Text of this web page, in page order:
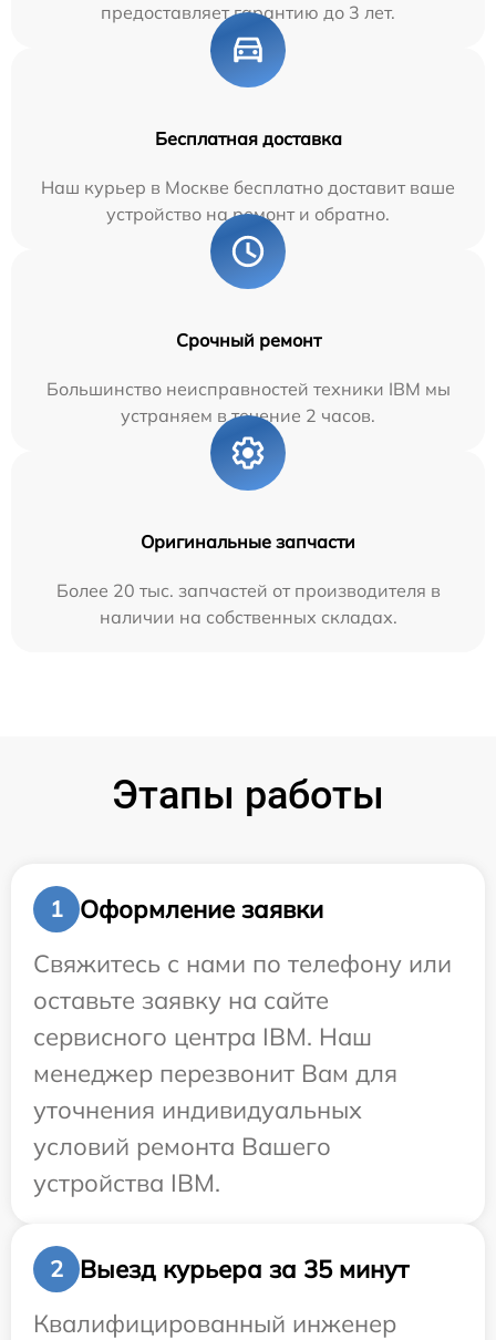
предоставляет гарантию до 3 лет.
Бесплатная доставка
Наш курьер в Москве бесплатно доставит ваше
устройство на ремонт и обратно.
Срочный ремонт
Большинство неисправностей техники IBM мы
устраняем в течение 2 часов.
Оригинальные запчасти
Более 20 тыс. запчастей от производителя в
наличии на собственных складах.
Этапы работы
1
Оформление заявки
Свяжитесь с нами по телефону или
оставьте заявку на сайте
сервисного центра IBM. Наш
менеджер перезвонит Вам для
уточнения индивидуальных
условий ремонта Вашего
устройства IBM.
2
Выезд курьера за 35 минут
Квалифицированный инженер